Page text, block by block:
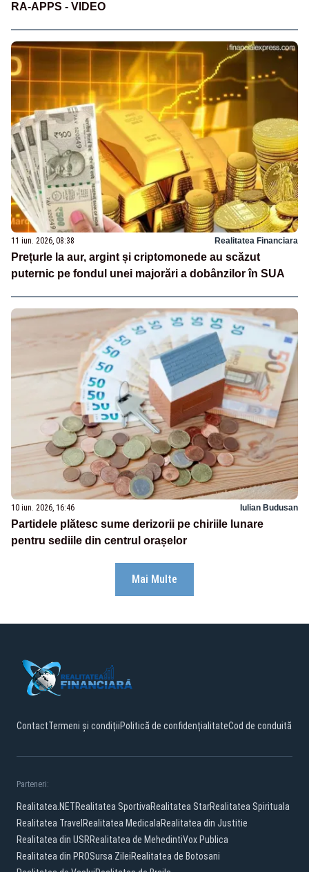
RA-APPS - VIDEO
11 iun. 2026, 08:38 Realitatea Financiara
Prețurle la aur, argint și criptomonede au scăzut
puternic pe fondul unei majorări a dobânzilor în SUA
10 iun. 2026, 16:46 Iulian Budusan
Partidele plătesc sume derizorii pe chiriile lunare
pentru sediile din centrul orașelor
Mai Multe
ContactTermeni și condițiiPolitică de confidențialitateCod de conduită
Parteneri:
Realitatea.NETRealitatea SportivaRealitatea StarRealitatea Spirituala
Realitatea Travel Realitatea MedicalaRealitatea din Justitie
Realitatea din USRRealitatea de MehedintiVox Publica
Realitatea din PROSursa ZileiRealitatea de Botosani